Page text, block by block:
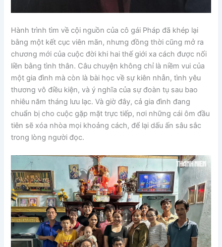
Hành trình tìm về cội nguồn của cô gái Pháp đã khép lại
bằng một kết cục viên mãn, nhưng đồng thời cũng mở ra
chương mới của cuộc đời khi hai thế giới xa cách được nối
liền bằng tình thân. Câu chuyện không chỉ là niềm vui của
một gia đình mà còn là bài học về sự kiên nhẫn, tình yêu
thương vô điều kiện, và ý nghĩa của sự đoàn tụ sau bao
nhiêu năm tháng lưu lạc. Và giờ đây, cả gia đình đang
chuẩn bị cho cuộc gặp mặt trực tiếp, nơi những cái ôm đầu
tiên sẽ xóa nhòa mọi khoảng cách, để lại dấu ấn sâu sắc
trong lòng người đọc.